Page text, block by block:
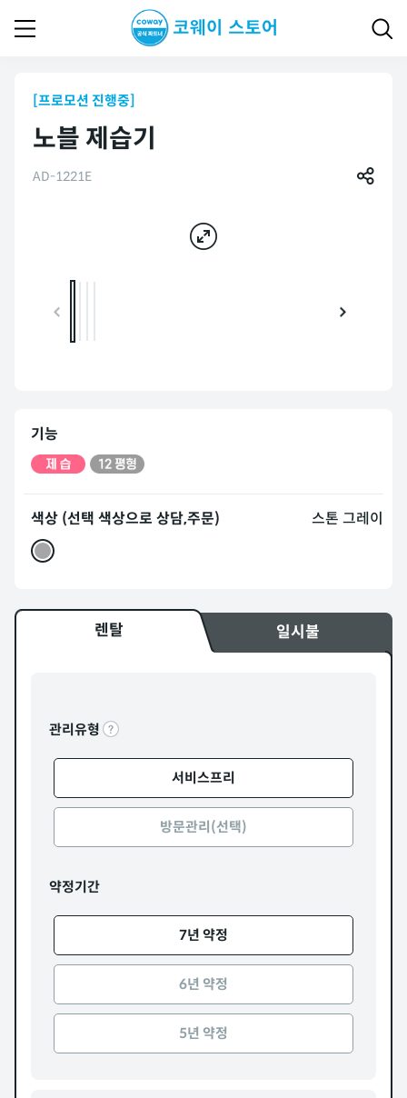
[프로모션 진행중]
노블 제습기
AD-1221E
기능
색상 (선택 색상으로 상담,주문) 스톤 그레이
렌탈 일시불
관리유형
서비스프리
방문관리(선택)
약정기간
7년 약정
6년 약정
5년 약정